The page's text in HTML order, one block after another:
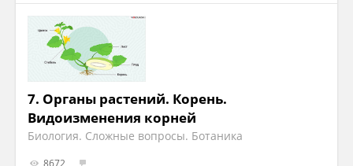
7. Органы растений. Корень.
Видоизменения корней
Биология. Сложные вопросы. Ботаника
8672